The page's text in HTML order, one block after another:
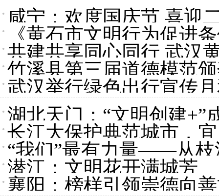
咸宁：欢度国庆节 喜迎
《黄石市文明行为促进
黄石”
共建共享同心同行 武汉
竹溪县第三届道德模范
武汉举行绿色出行宣传
湖北天门：“文明创建+”
长江大保护典范城市，
“我们”最有力量——从枝
潜江：文明花开满城芳
襄阳：榜样引领崇德向